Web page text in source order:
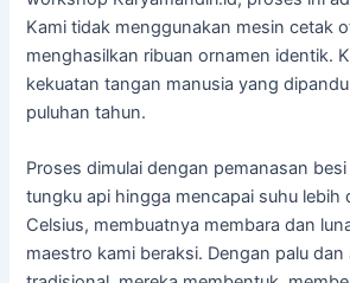
Kami tidak menggunakan mesin cetak
menghasilkan ribuan ornamen identik.
kekuatan tangan manusia yang
puluhan tahun.
Proses dimulai dengan pemanasan
tungku api hingga mencapai suhu lebih
Celsius, membuatnya membara dan
maestro kami beraksi. Dengan palu